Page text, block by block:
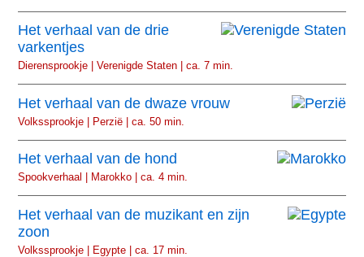
Het verhaal van de drie
varkentjes
Dierensprookje | Verenigde Staten | ca. 7 min.
Het verhaal van de dwaze vrouw
Volkssprookje | Perzië | ca. 50 min.
Het verhaal van de hond
Spookverhaal | Marokko | ca. 4 min.
Het verhaal van de muzikant en zijn
zoon
Volkssprookje | Egypte | ca. 17 min.